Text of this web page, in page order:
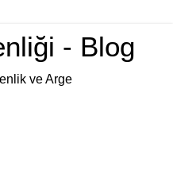
- Blog
ve Arge